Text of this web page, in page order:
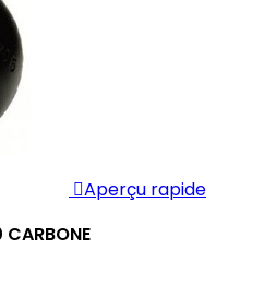
Aperçu rapide
CARBONE